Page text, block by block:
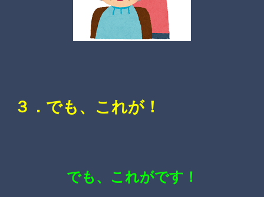
３．でも、これが！
でも、これがです！